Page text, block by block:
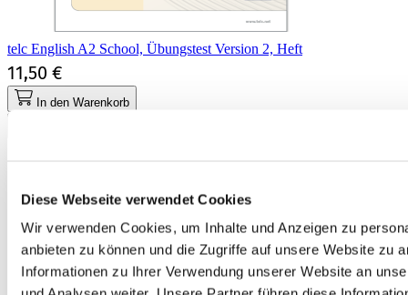
Diese Webseite verwendet Cookies
Wir verwenden Cookies, um Inhalte und Anzeigen zu
anbieten zu können und die Zugriffe auf unsere Website zu
Informationen zu Ihrer Verwendung unserer Website an
telc English A2 School, Übungstest Version 2, Heft
11,50 €
In den Warenkorb